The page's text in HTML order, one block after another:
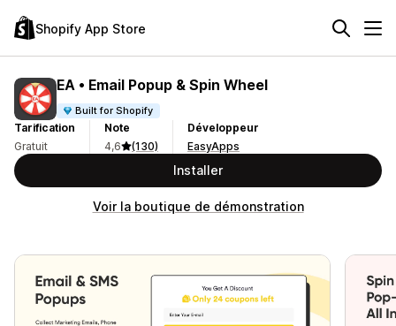
Shopify App Store
EA • Email Popup & Spin Wheel
Built for Shopify
Tarification
Gratuit
Note
4,6
(130)
Développeur
EasyApps
Installer
Voir la boutique de démonstration